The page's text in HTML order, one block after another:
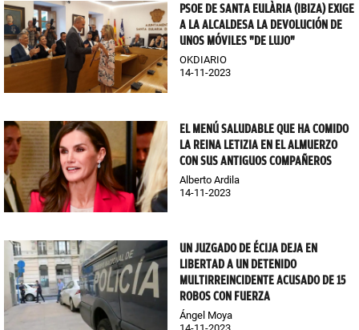
PSOE DE SANTA EULÀRIA (IBIZA) EXIGE
A LA ALCALDESA LA DEVOLUCIÓN DE
UNOS MÓVILES "DE LUJO"
OKDIARIO
14-11-2023
EL MENÚ SALUDABLE QUE HA COMIDO
LA REINA LETIZIA EN EL ALMUERZO
CON SUS ANTIGUOS COMPAÑEROS
Alberto Ardila
14-11-2023
UN JUZGADO DE ÉCIJA DEJA EN
LIBERTAD A UN DETENIDO
MULTIRREINCIDENTE ACUSADO DE 15
ROBOS CON FUERZA
Ángel Moya